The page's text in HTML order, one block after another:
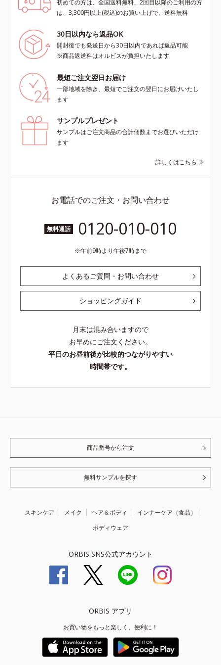
初めての方は、全国送料無料、2回目以降のご利用の方
は、3,300円以上(税込)のお買い上げで、送料無料
30日以内なら返品OK
開封後でも発送日から30日以内であれば返品可能
※商品返送料はオルビスが負担いたします
最短ご注文翌日お届け
一部地域を除き、最短でご注文の翌日にお届けいたし
ます
サンプルプレゼント
サンプルはご注文商品の合計個数までお選びいただけ
ます
詳しくはこちら
お電話でのご注文・お問い合わせ
無料通話 0120-010-010
午前9時より午後7時まで
よくあるご質問・お問い合わせ
ショッピングガイド
月末は混み合いますので
お早めにご注文ください。
平日のお昼前後が比較的つながりやすい
時間帯です。
商品番号から注文
無料サンプルを探す
スキンケア メイク ヘア＆ボディ
インナーケア（食品）
ボディウェア
ORBIS SNS公式アカウント
ORBIS アプリ
お買い物をもっと楽しく、便利に！